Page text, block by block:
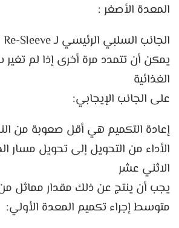
المعدة الأصغر :
يمكن أن تتمدد مرة أخرى إذا لم
الغذائية
على الجانب الإيجابي:
إعادة التكميم هي أقل صعوبة من
الأداء من التحويل إلى تحويل مسار
الاثني عشر
يجب أن ينتج عن ذلك مقدار مماثل
متوسط ​​إجراء تكميم المعدة الأولي: